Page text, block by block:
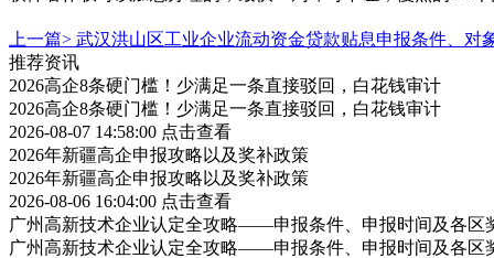
上一篇> 武汉洪山区工业企业流动资金贷款贴息申报条件、对
推荐资讯
2026高企8条硬门槛！少满足一条直接驳回，白花钱审计
2026高企8条硬门槛！少满足一条直接驳回，白花钱审计
2026-08-07 14:58:00 点击查看
2026年新疆高企申报攻略以及奖补政策
2026年新疆高企申报攻略以及奖补政策
2026-08-06 16:04:00 点击查看
广州高新技术企业认定全攻略——申报条件、申报时间及各区
广州高新技术企业认定全攻略——申报条件、申报时间及各区